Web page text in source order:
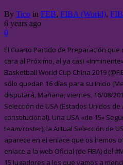
By Tico in FEB, FIBA (World),
6 years ago
0
El Cuarto Partido de Preparación que
cara al Próximo, al ya casi
Basketball World Cup China 2019
sólo quedan 16 días para su Inicio
disputará, Mañana, viernes, 16/08/
Selección de USA (Estados Unidos
constitucional). Una USA «de 15»
team/roster), la Actual Selección de
aparece en el enlace que os hemos
enlace a la web Oficial (de FIBA) del
15 Jugadores a los que vamos a